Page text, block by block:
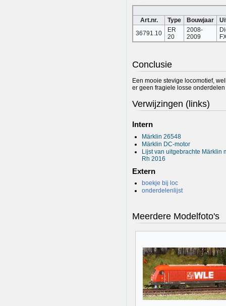
Art.nr. Type Bouwjaar
36791.10
ER
20
2008-
2009
Conclusie
Een mooie stevige locomotief,
er geen fragiele losse
Verwijzingen (links)
Intern
Märklin 26548
Märklin DC-motor
Lijst van uitgebrachte Märklin
Rh 2016
Extern
boekje bij loc
onderdelenlijst
Meerdere Modelfoto's